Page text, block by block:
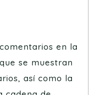
en la
se muestran
así como la